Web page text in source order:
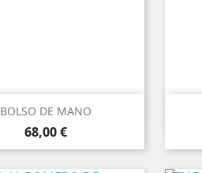
BOLSO DE MANO
Precio
68,00 €
 Vista rápida
MarrónChocolate